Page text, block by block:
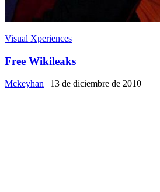
Visual Xperiences
Free Wikileaks
Mckeyhan | 13 de diciembre de 2010